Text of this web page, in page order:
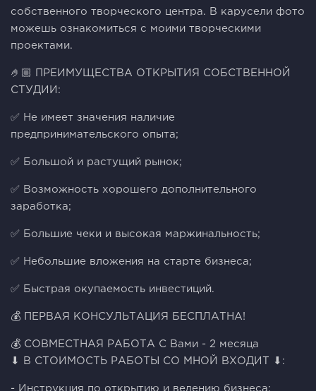
собственного творческого центра. В карусели фото
можешь ознакомиться с моими творческими
проектами.
🤌🏼 ПРЕИМУЩЕСТВА ОТКРЫТИЯ СОБСТВЕННОЙ
СТУДИИ:
✅ Не имеет значения наличие
предпринимательского опыта;
✅ Большой и растущий рынок;
✅ Возможность хорошего дополнительного
заработка;
✅ Большие чеки и высокая маржинальность;
✅ Небольшие вложения на старте бизнеса;
✅ Быстрая окупаемость инвестиций.
💰 ПЕРВАЯ КОНСУЛЬТАЦИЯ БЕСПЛАТНА!
💰 СОВМЕСТНАЯ РАБОТА С Вами - 2 месяца
⬇ В СТОИМОСТЬ РАБОТЫ СО МНОЙ ВХОДИТ ⬇:
- Инструкция по открытию и ведению бизнеса;